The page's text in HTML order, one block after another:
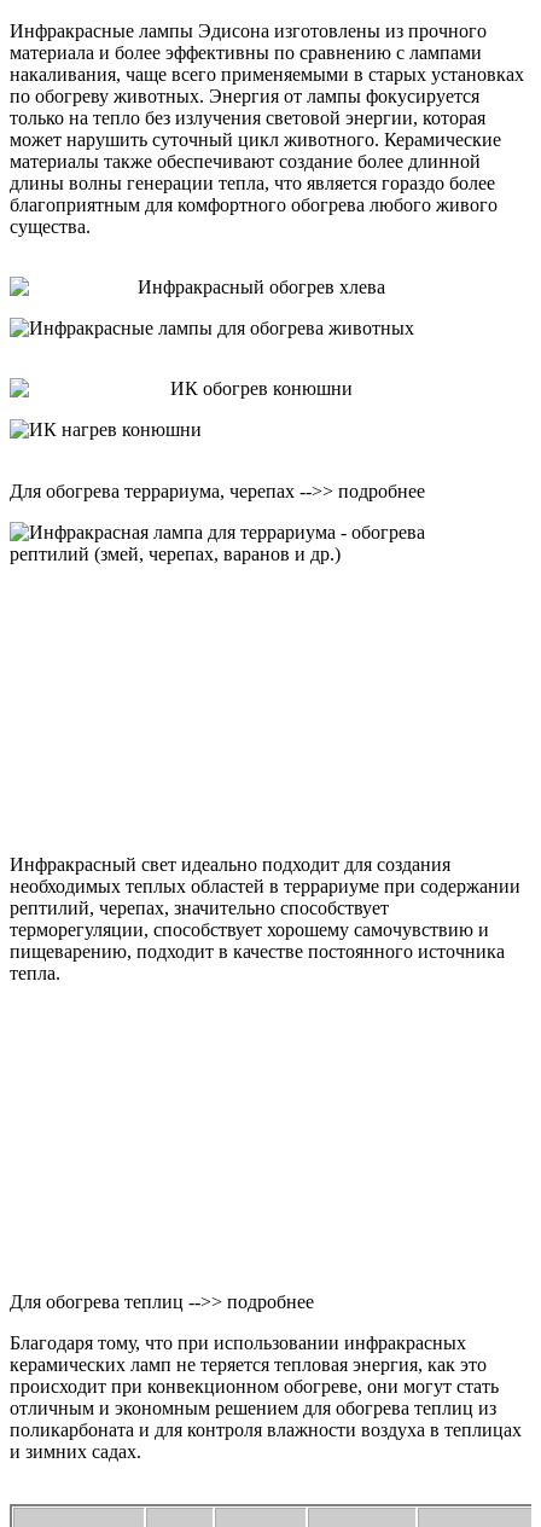
Инфракрасные лампы Эдисона изготовлены из прочного
материала и более эффективны по сравнению с лампами
накаливания, чаще всего применяемыми в старых установках
по обогреву животных. Энергия от лампы фокусируется
только на тепло без излучения световой энергии, которая
может нарушить суточный цикл животного. Керамические
материалы также обеспечивают создание более длинной
длины волны генерации тепла, что является гораздо более
благоприятным для комфортного обогрева любого живого
существа.
Для обогрева террариума, черепах -->> подробнее
Инфракрасный свет идеально подходит для создания
необходимых теплых областей в террариуме при содержании
рептилий, черепах, значительно способствует
терморегуляции, способствует хорошему самочувствию и
пищеварению, подходит в качестве постоянного источника
тепла.
Для обогрева теплиц -->> подробнее
Благодаря тому, что при использовании инфракрасных
керамических ламп не теряется тепловая энергия, как это
происходит при конвекционном обогреве, они могут стать
отличным и экономным решением для обогрева теплиц из
поликарбоната и для контроля влажности воздуха в теплицах
и зимних садах.